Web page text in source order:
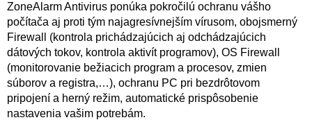
ZoneAlarm Antivirus ponúka pokročilú ochranu vášho
počítača aj proti tým najagresívnejším vírusom, obojsmerný
Firewall (kontrola prichádzajúcich aj odchádzajúcich
dátových tokov, kontrola aktivít programov), OS Firewall
(monitorovanie bežiacich program a procesov, zmien
súborov a registra,…), ochranu PC pri bezdrôtovom
pripojení a herný režim, automatické prispôsobenie
nastavenia vašim potrebám.